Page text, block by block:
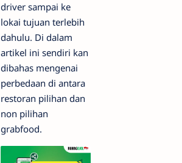
driver sampai ke
lokai tujuan terlebih
dahulu. Di dalam
artikel ini sendiri kan
dibahas mengenai
perbedaan di antara
restoran pilihan dan
non pilihan
grabfood.